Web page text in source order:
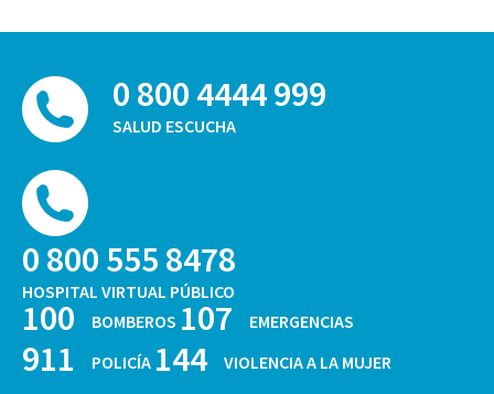
0 800 4444 999
SALUD ESCUCHA
0 800 555 8478
HOSPITAL VIRTUAL PÚBLICO
100 BOMBEROS 107 EMERGENCIAS
911 POLICÍA 144 VIOLENCIA A LA MUJER